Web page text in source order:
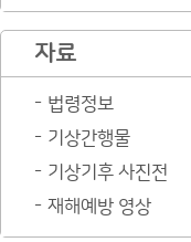
자료
법령정보
기상간행물
기상기후 사진전
재해예방 영상